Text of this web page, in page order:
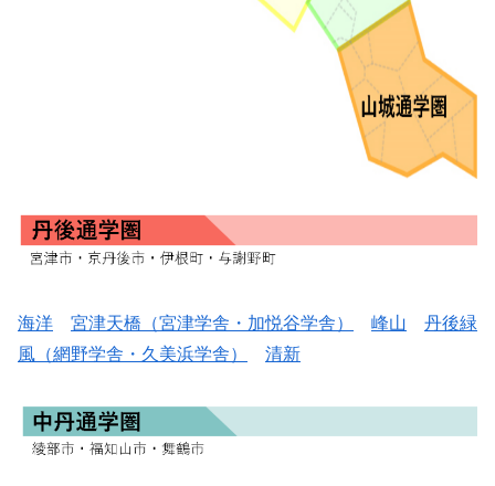
海洋 宮津天橋（宮津学舎・加悦谷学舎） 峰山
丹後緑
風（網野学舎・久美浜学舎）
清新